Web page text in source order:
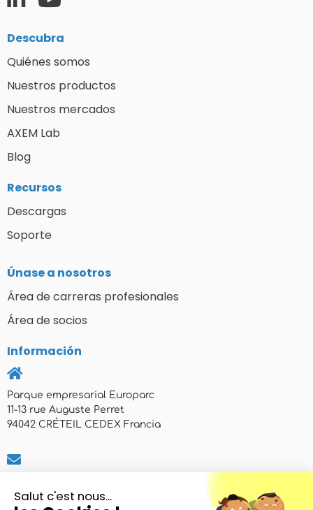
Descubra
Quiénes somos
Nuestros productos
Nuestros mercados
AXEM Lab
Blog
Recursos
Descargas
Soporte
Únase a nosotros
Área de carreras profesionales
Área de socios
Información
Parque empresarial Europarc
11-13 rue Auguste Perret
94042 CRÉTEIL CEDEX Francia
Salut c'est nous...